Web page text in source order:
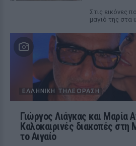
Στις εικόνες
μαγιό της στα
ΕΛΛΗΝΙΚΉ ΤΗΛΕΌΡΑΣΗ
Γιώργος Λιάγκας και Μαρία
Καλοκαιρινές διακοπές
το Αιγαίο